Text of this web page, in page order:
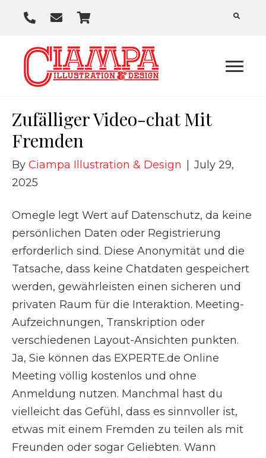
P
o
E
a
i
s
r
t
Zufälliger Video-chat Mit
Fremden
By Ciampa Illustration & Design
July 29,
2025
Omegle legt Wert auf Datenschutz, da keine
persönlichen Daten oder Registrierung
erforderlich sind. Diese Anonymität und die
Tatsache, dass keine Chatdaten gespeichert
werden, gewährleisten einen sicheren und
privaten Raum für die Interaktion. Meeting-
Aufzeichnungen, Transkription oder
verschiedenen Layout-Ansichten punkten.
Ja, Sie können das EXPERTE.de Online
Meeting völlig kostenlos und ohne
Anmeldung nutzen. Manchmal hast du
vielleicht das Gefühl, dass es sinnvoller ist,
etwas mit einem Fremden zu teilen als mit
Freunden oder sogar Geliebten. Wann